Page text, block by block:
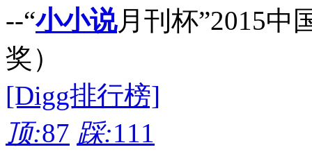
--“小小说月刊杯”2015中
奖）
[Digg排行榜]
顶:87 踩:111